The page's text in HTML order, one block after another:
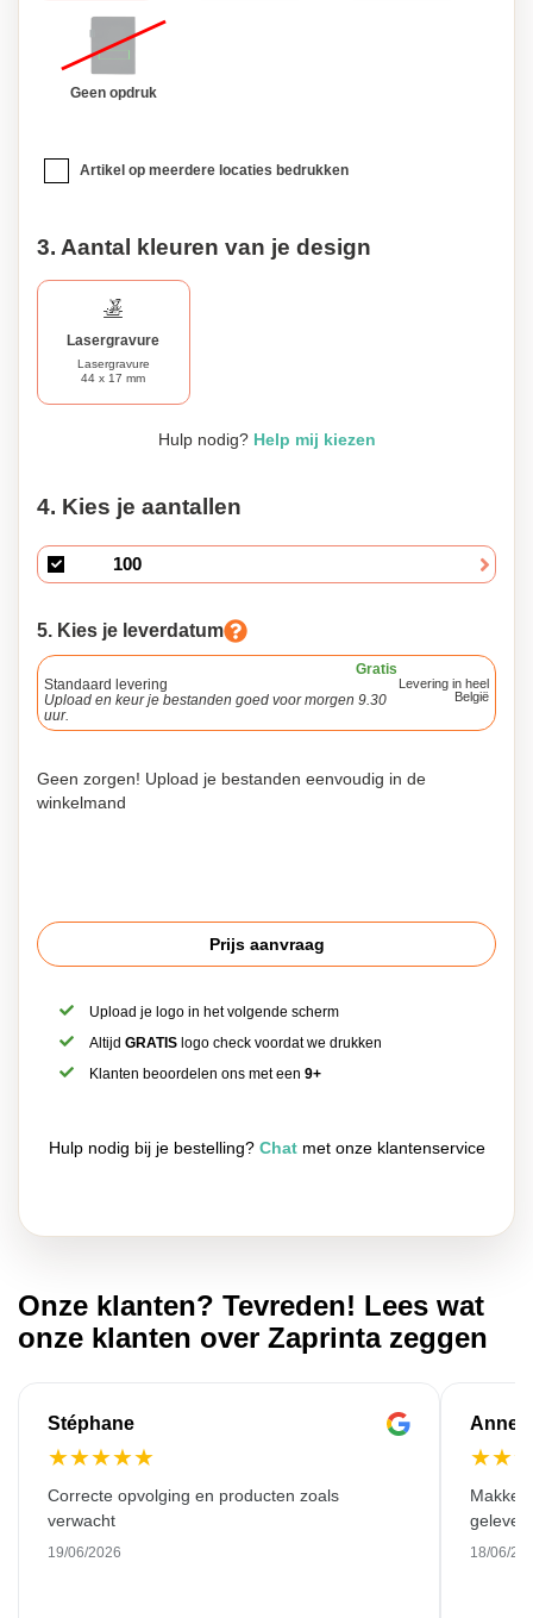
iedereen die graag georganiseerd en stijlvol aan het werk
Geen opdruk
Artikel op meerdere locaties bedrukken
3. Aantal kleuren van je design
Lasergravure
Lasergravure
44 x 17 mm
Hulp nodig? Help mij kiezen
4. Kies je aantallen
5. Kies je leverdatum
Gratis
Standaard levering
Upload en keur je bestanden goed voor morgen 9.30
uur.
Levering in heel
België
Geen zorgen! Upload je bestanden eenvoudig in de
winkelmand
Prijs aanvraag
Upload je logo in het volgende scherm
AltijdGRATIS logo check voordat we drukken
Klanten beoordelen ons met een9+
Hulp nodig bij je bestelling? Chatmet onze klantenservice
Onze klanten? Tevreden! Lees wat
onze klanten over Zaprinta zeggen
Stéphane
★★★★★
Correcte opvolging en producten zoals
verwacht
19/06/2026
Anne-
★★
18/06/